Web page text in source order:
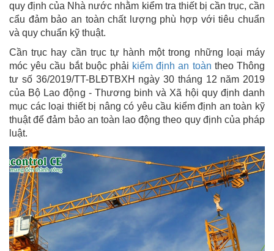
quy định của Nhà nước nhằm kiểm tra thiết bị cần trục, cần
cẩu đảm bảo an toàn chất lượng phù hợp với tiêu chuẩn
và quy chuẩn kỹ thuật.
Cần trục hay cần trục tự hành một trong những loại máy
móc yêu cầu bắt buộc phải kiểm định an toàn theo Thông
tư số 36/2019/TT-BLĐTBXH ngày 30 tháng 12 năm 2019
của Bộ Lao động - Thương binh và Xã hội quy định danh
mục các loại thiết bị nâng có yêu cầu kiểm định an toàn kỹ
thuật để đảm bảo an toàn lao động theo quy định của pháp
luật.